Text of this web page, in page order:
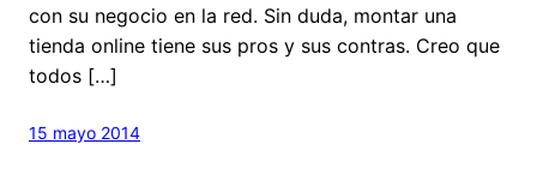
con su negocio en la red. Sin duda, montar una
tienda online tiene sus pros y sus contras. Creo que
todos […]
15 mayo 2014